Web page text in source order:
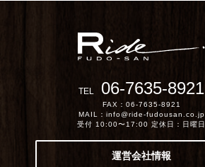
TEL 06-7635-8921
FAX：06-7635-8921
MAIL：info@ride-fudousan.co.jp
受付 10:00〜17:00 定休日：日曜日
運営会社情報